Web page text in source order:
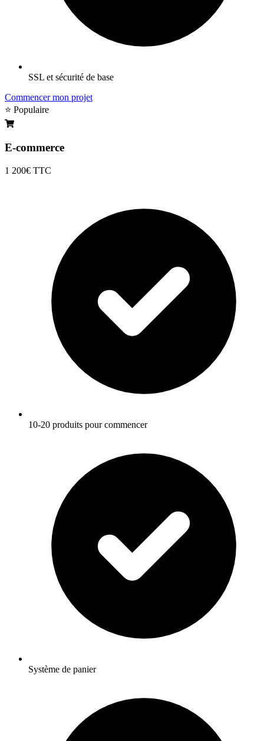
SSL et sécurité de base
Commencer mon projet
⭐ Populaire
E-commerce
1 200€ TTC
10-20 produits pour commencer
Système de panier